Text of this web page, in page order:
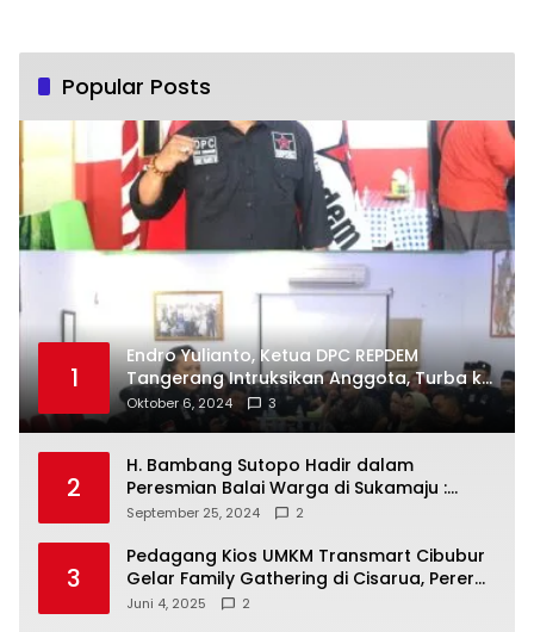
Popular Posts
1
Endro Yulianto, Ketua DPC REPDEM
Tangerang Intruksikan Anggota, Turba ke
Masyarakat Dan Jalani Apa Yang di
Putuskan RAKERCABSUS
Oktober 6, 2024 3
2
H. Bambang Sutopo Hadir dalam
Peresmian Balai Warga di Sukamaju :
Wadah Baru untuk Kolaborasi dan
September 25, 2024 2
3
Pedagang Kios UMKM Transmart Cibubur
Gelar Family Gathering di Cisarua, Pererat
Silaturahmi dan Kekompakan
Juni 4, 2025 2